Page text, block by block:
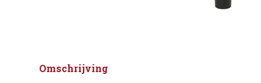
Omschrijving